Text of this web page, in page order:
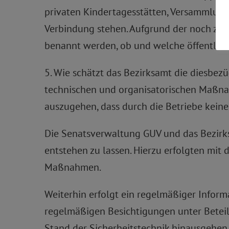
privaten Kindertagesstätten,
Verbindung stehen. Aufgrund der noch
benannt werden, ob und welche
5. Wie schätzt das Bezirksamt die
technischen und organisatorischen
auszugehen, dass durch die Betriebe
Die Senatsverwaltung GUV und das
entstehen zu lassen. Hierzu erfolgten mit
Maßnahmen.
Weiterhin erfolgt ein regelmäßiger
regelmäßigen Besichtigungen unter